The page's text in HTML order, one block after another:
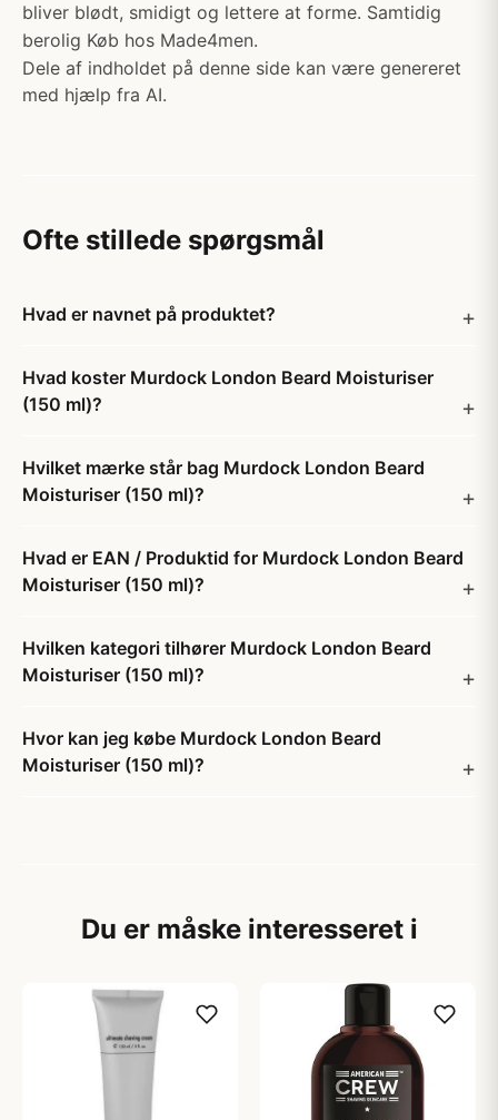
bliver blødt, smidigt og lettere at forme. Samtidig
berolig Køb hos Made4men.
Dele af indholdet på denne side kan være genereret
med hjælp fra AI.
Ofte stillede spørgsmål
Hvad er navnet på produktet?
Hvad koster Murdock London Beard Moisturiser
(150 ml)?
Hvilket mærke står bag Murdock London Beard
Moisturiser (150 ml)?
Hvad er EAN / Produktid for Murdock London Beard
Moisturiser (150 ml)?
Hvilken kategori tilhører Murdock London Beard
Moisturiser (150 ml)?
Hvor kan jeg købe Murdock London Beard
Moisturiser (150 ml)?
Du er måske interesseret i